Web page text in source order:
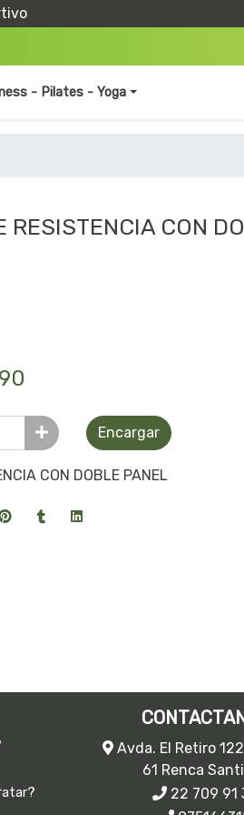
- Pilates - Yoga
RESISTENCIA CON
Encargar
CON DOBLE PANEL
Avda. El Retiro
61 Renca
22 709 91